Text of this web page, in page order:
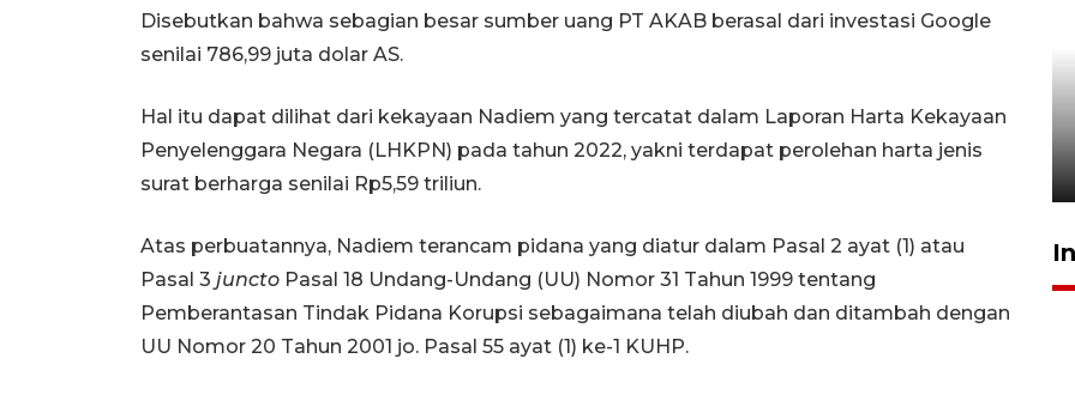
Disebutkan bahwa sebagian besar sumber uang PT AKAB berasal dari investasi Google
senilai 786,99 juta dolar AS.
Hal itu dapat dilihat dari kekayaan Nadiem yang tercatat dalam Laporan Harta Kekayaan
Penyelenggara Negara (LHKPN) pada tahun 2022, yakni terdapat perolehan harta jenis
surat berharga senilai Rp5,59 triliun.
Atas perbuatannya, Nadiem terancam pidana yang diatur dalam Pasal 2 ayat (1) atau
Pasal 3 juncto Pasal 18 Undang-Undang (UU) Nomor 31 Tahun 1999 tentang
Pemberantasan Tindak Pidana Korupsi sebagaimana telah diubah dan ditambah dengan
UU Nomor 20 Tahun 2001 jo. Pasal 55 ayat (1) ke-1 KUHP.
Bali tanam ribuan bibit
mangrove